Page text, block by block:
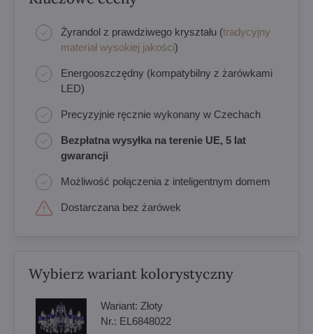
Żyrandol z prawdziwego kryształu (tradycyjny
materiał wysokiej jakości)
Energooszczędny (kompatybilny z żarówkami
LED)
Precyzyjnie ręcznie wykonany w Czechach
Bezpłatna wysyłka na terenie UE, 5 lat
gwarancji
Możliwość połączenia z inteligentnym domem
Dostarczana bez żarówek
Wybierz wariant kolorystyczny
Wariant: Złoty
Nr.: EL6848022